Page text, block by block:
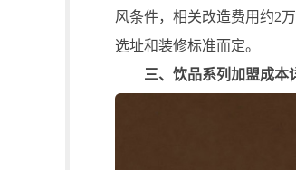
风条件，相关改造费用约2
选址和装修标准而定。
三、饮品系列加盟成本